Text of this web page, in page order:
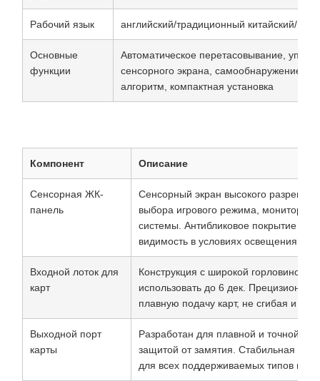
Рабочий язык английский/традиционный китайский/
Основные
функции
Автоматическое перетасовывание,
сенсорного экрана, самообнаружение
алгоритм, компактная установка
Компонент Описание
Сенсорная ЖК-
панель
Сенсорный экран высокого
выбора игрового режима,
системы. Антибликовое покрытие
видимость в условиях освещения
Входной лоток для
карт
Конструкция с широкой горловиной
использовать до 6 дек.
плавную подачу карт, не сгибая и не
Выходной порт
карты
Разработан для плавной и точной
защитой от замятия. Стабильная
для всех поддерживаемых типов игр.